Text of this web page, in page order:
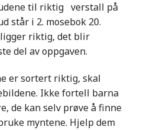
til riktig verstall på
står i 2. mosebok 20.
riktig, det blir
del av oppgaven.
er sortert riktig, skal
Ikke fortell barna
de kan selv prøve å finne
myntene. Hjelp dem